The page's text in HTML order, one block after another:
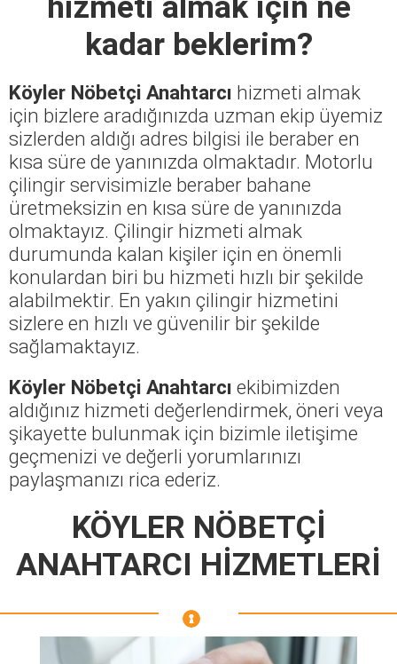
kadar beklerim?
Köyler Nöbetçi Anahtarcı hizmeti almak
için bizlere aradığınızda uzman ekip üyemiz
sizlerden aldığı adres bilgisi ile beraber en
kısa süre de yanınızda olmaktadır. Motorlu
çilingir servisimizle beraber bahane
üretmeksizin en kısa süre de yanınızda
olmaktayız. Çilingir hizmeti almak
durumunda kalan kişiler için en önemli
konulardan biri bu hizmeti hızlı bir şekilde
alabilmektir. En yakın çilingir hizmetini
sizlere en hızlı ve güvenilir bir şekilde
sağlamaktayız.
Köyler Nöbetçi Anahtarcı ekibimizden
aldığınız hizmeti değerlendirmek, öneri veya
şikayette bulunmak için bizimle iletişime
geçmenizi ve değerli yorumlarınızı
paylaşmanızı rica ederiz.
KÖYLER NÖBETÇİ
ANAHTARCI HİZMETLERİ